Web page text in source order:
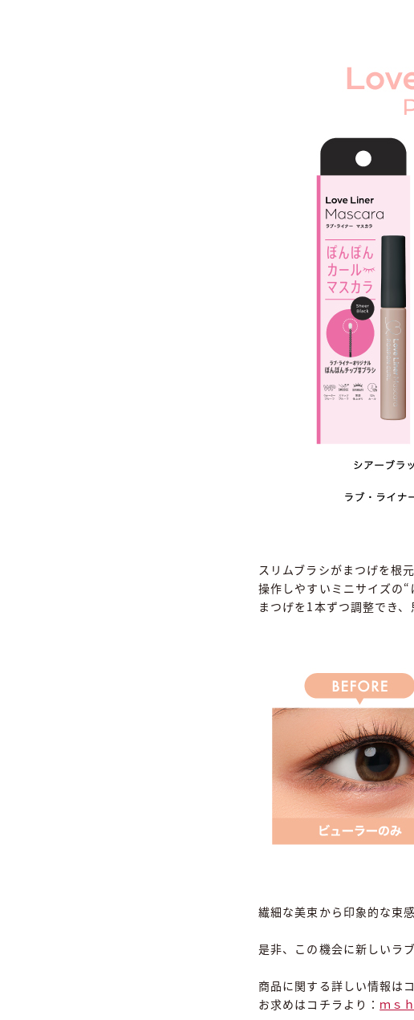
スリムブラシがまつげを根
操作しやすいミニサイズの
まつげを1本ずつ調整でき、
繊細な美束から印象的な束
是非、この機会に新しいラ
商品に関する詳しい情報は
お求めはコチラより： ｍｓ